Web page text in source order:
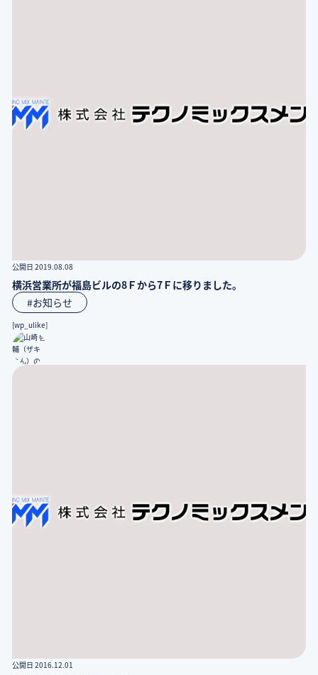
公開日 2019.08.08
横浜営業所が福島ビルの8Ｆから7Ｆに移りました。
#お知らせ
[wp_ulike]
公開日 2016.12.01